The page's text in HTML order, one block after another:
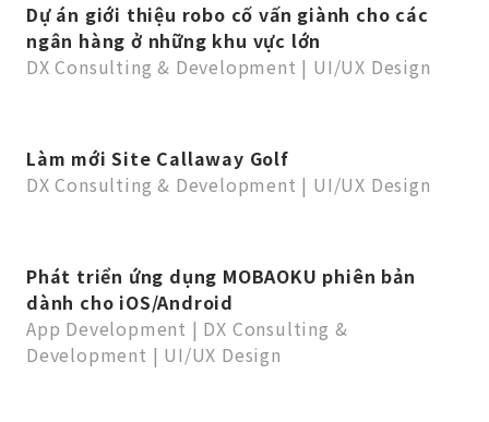
Dự án giới thiệu robo cố vấn giành cho các
ngân hàng ở những khu vực lớn
DX Consulting & Development | UI/UX Design
Làm mới Site Callaway Golf
DX Consulting & Development | UI/UX Design
Phát triển ứng dụng MOBAOKU phiên bản
dành cho iOS/Android
App Development | DX Consulting &
Development | UI/UX Design